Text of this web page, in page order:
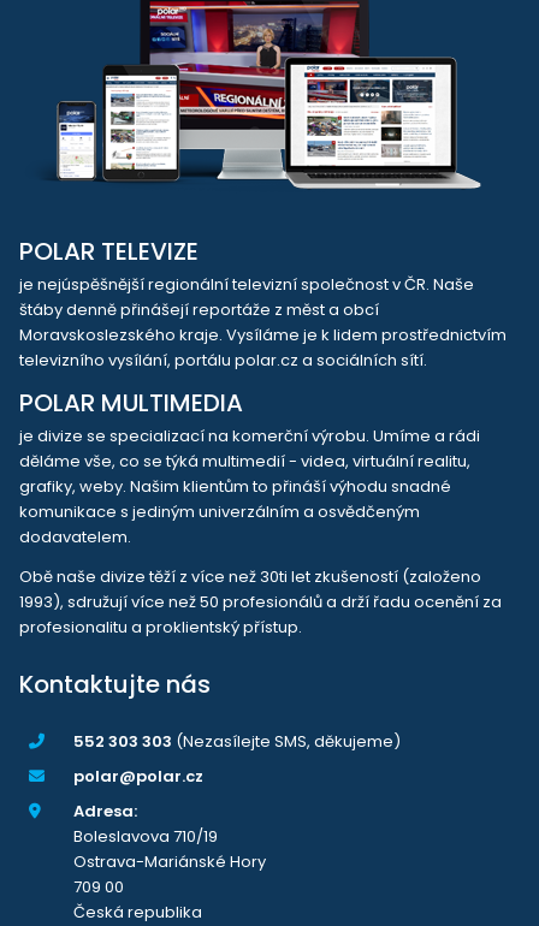
POLAR TELEVIZE
je nejúspěšnější regionální televizní společnost v ČR. Naše
štáby denně přinášejí reportáže z měst a obcí
Moravskoslezského kraje. Vysíláme je k lidem prostřednictvím
televizního vysílání, portálu polar.cz a sociálních sítí.
POLAR MULTIMEDIA
je divize se specializací na komerční výrobu. Umíme a rádi
děláme vše, co se týká multimedií - videa, virtuální realitu,
grafiky, weby. Našim klientům to přináší výhodu snadné
komunikace s jediným univerzálním a osvědčeným
dodavatelem.
Obě naše divize těží z více než 30ti let zkušeností (založeno
1993), sdružují více než 50 profesionálů a drží řadu ocenění za
profesionalitu a proklientský přístup.
Kontaktujte nás
552 303 303 (Nezasílejte SMS, děkujeme)
polar@polar.cz
Adresa:
Boleslavova 710/19
Ostrava-Mariánské Hory
709 00
Česká republika